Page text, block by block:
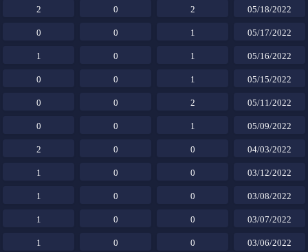
05/18/2022
2
0
2
05/17/2022
1
0
0
05/16/2022
1
0
1
05/15/2022
1
0
0
05/11/2022
2
0
0
05/09/2022
1
0
0
04/03/2022
0
0
2
03/12/2022
0
0
1
03/08/2022
0
0
1
03/07/2022
0
0
1
03/06/2022
0
0
1